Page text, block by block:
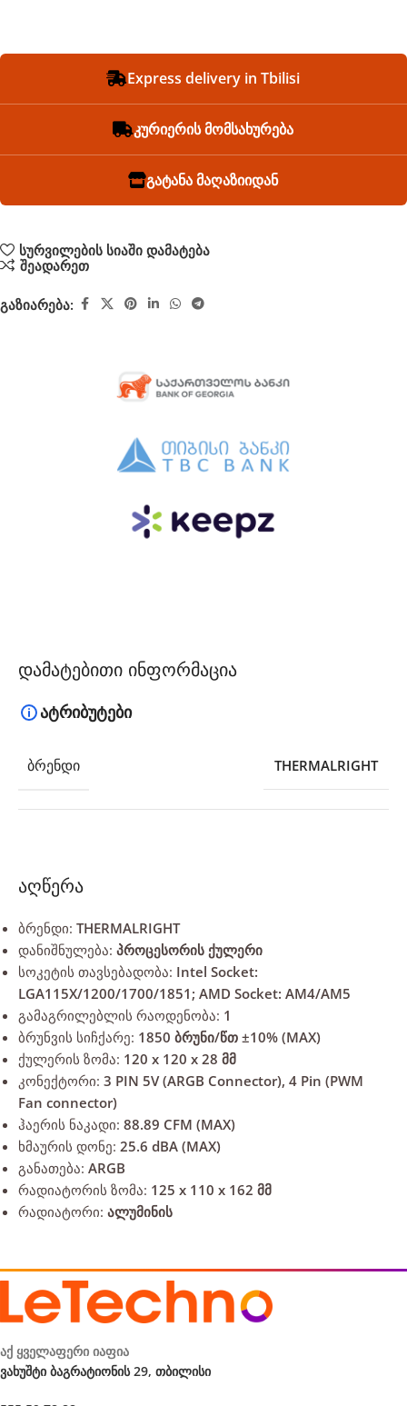
Express delivery in Tbilisi
კურიერის მომსახურება
გატანა მაღაზიიდან
სურვილების სიაში დამატება
შეადარეთ
გაზიარება:
აღწერა
ბრენდი: THERMALRIGHT
დანიშნულება: პროცესორის ქულერი
სოკეტის თავსებადობა: Intel Socket:
LGA115X/1200/1700/1851; AMD Socket: AM4/AM5
გამაგრილებლის რაოდენობა: 1
ბრუნვის სიჩქარე: 1850 ბრუნი/წთ ±10% (MAX)
ქულერის ზომა: 120 x 120 x 28 მმ
კონექტორი: 3 PIN 5V (ARGB Connector), 4 Pin (PWM
Fan connector)
ჰაერის ნაკადი: 88.89 CFM (MAX)
ხმაურის დონე: 25.6 dBA (MAX)
განათება: ARGB
რადიატორის ზომა: 125 x 110 x 162 მმ
რადიატორი: ალუმინის
დამატებითი ინფორმაცია
ატრიბუტები
ᲑᲠᲔᲜᲓᲘ THERMALRIGHT
აქ ყველაფერი იაფია
ვახუშტი ბაგრატიონის 29, თბილისი